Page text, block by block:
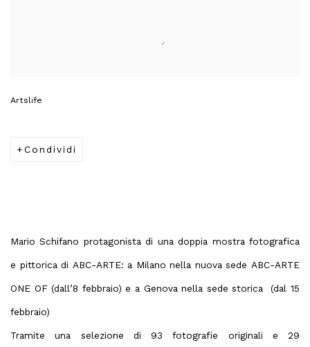
Artslife
Condividi
Mario Schifano protagonista di una doppia mostra fotografica
e pittorica di ABC-ARTE: a Milano nella nuova sedeABC-ARTE
ONE OF(dall’8 febbraio) e a Genova nella sede storica (dal 15
febbraio)
Tramite una selezione di 93 fotografie originali e 29